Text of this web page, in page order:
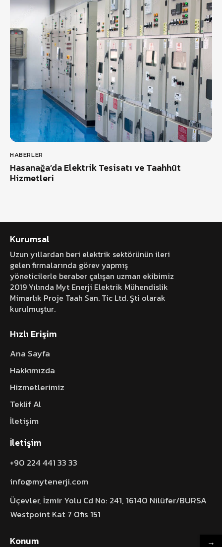
HABERLER
Hasanağa’da Elektrik Tesisatı ve Taahhüt
Hizmetleri
Kurumsal
Uzun yıllardan beri elektrik sektörünün ileri
gelen firmalarında görev yapmış
yöneticilerle beraber çalışan uzman ekibimiz
2019 Yılında Myt Enerji Elektrik Mühendislik
Mimarlık Proje Taah San. Tic Ltd. Şti olarak
kurulmuştur.
Hızlı Erişim
Ana Sayfa
Hakkımızda
Hizmetlerimiz
Teklif Al
İletişim
İletişim
+90 224 441 33 33
info@mytenerji.com
Üçevler, İzmir Yolu Cd No: 241, 16140 Nilüfer/BURSA
Westpoint Kat 7 Ofis 151
Konum →